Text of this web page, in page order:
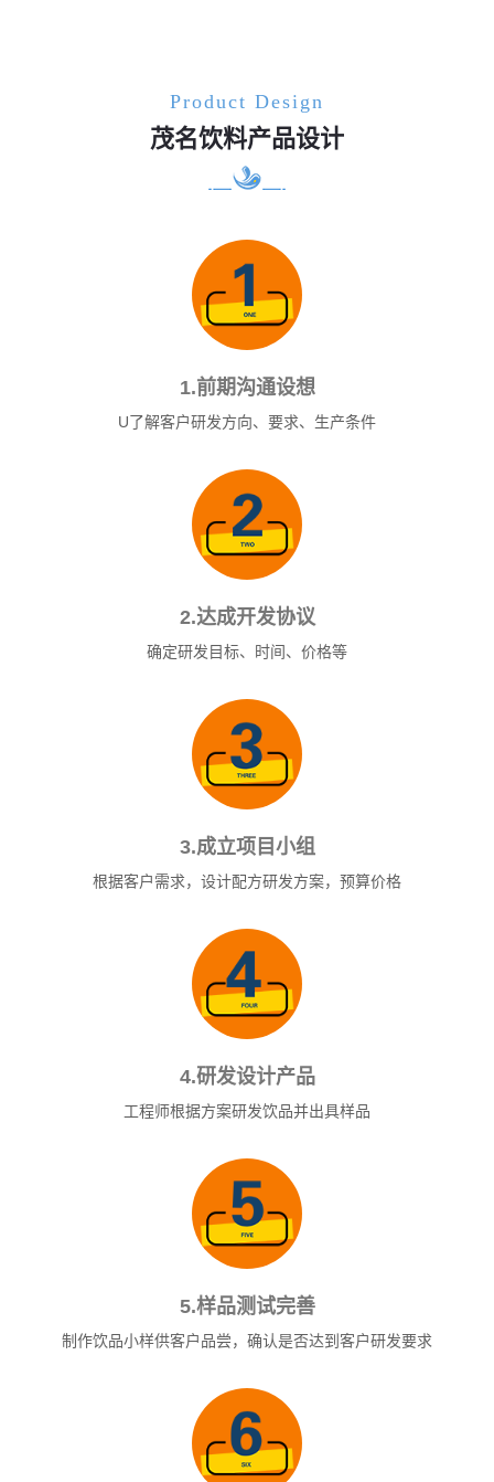
Product Design
茂名饮料产品设计
1.前期沟通设想
U了解客户研发方向、要求、生产条件
2.达成开发协议
确定研发目标、时间、价格等
3.成立项目小组
根据客户需求，设计配方研发方案，预算价格
4.研发设计产品
工程师根据方案研发饮品并出具样品
5.样品测试完善
制作饮品小样供客户品尝，确认是否达到客户研发要求